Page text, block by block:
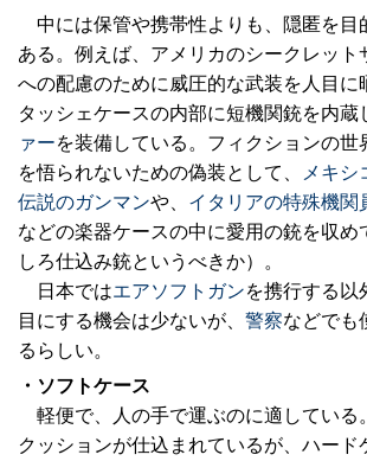
中には保管や携帯性よりも、隠匿を目
ある。例えば、アメリカのシークレット
への配慮のために威圧的な武装を人目に
タッシェケースの内部に短機関銃を内蔵
ァーを装備している。フィクションの世
を悟られないための偽装として、
メキシ
伝説のガンマンや、 イタリアの特殊機関
などの楽器ケースの中に愛用の銃を収め
しろ仕込み銃というべきか）。
日本ではエアソフトガンを携行する以
目にする機会は少ないが、 警察などでも
るらしい。
・ソフトケース
軽便で、人の手で運ぶのに適している
クッションが仕込まれているが、ハード